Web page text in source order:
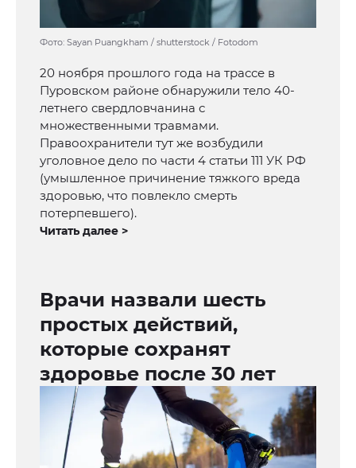
Фото: Sayan Puangkham / shutterstock / Fotodom
20 ноября прошлого года на трассе в
Пуровском районе обнаружили тело 40-
летнего свердловчанина с
множественными травмами.
Правоохранители тут же возбудили
уголовное дело по части 4 статьи 111 УК РФ
(умышленное причинение тяжкого вреда
здоровью, что повлекло смерть
потерпевшего).
Читать далее >
Врачи назвали шесть
простых действий,
которые сохранят
здоровье после 30 лет